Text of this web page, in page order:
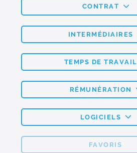
CONTRAT
INTERMÉDIAIRES
TEMPS DE TRAVAIL
RÉMUNÉRATION
LOGICIELS
FAVORIS